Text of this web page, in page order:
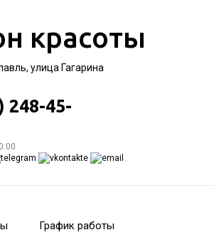
красоты
улица Гагарина
248-45-
График работы